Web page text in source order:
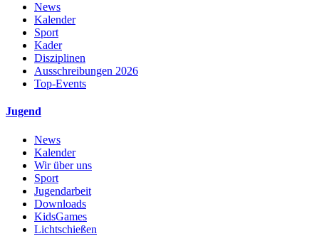
News
Kalender
Sport
Kader
Disziplinen
Ausschreibungen 2026
Top-Events
Jugend
News
Kalender
Wir über uns
Sport
Jugendarbeit
Downloads
KidsGames
Lichtschießen